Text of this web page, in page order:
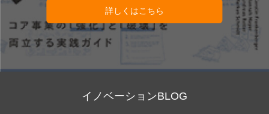
詳しくはこちら
イノベーションBLOG